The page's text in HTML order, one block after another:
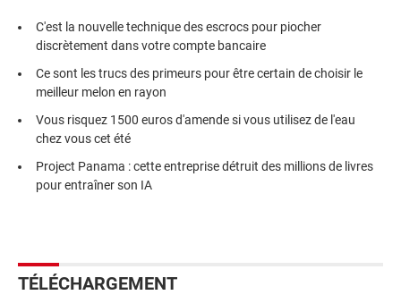
C'est la nouvelle technique des escrocs pour piocher
discrètement dans votre compte bancaire
Ce sont les trucs des primeurs pour être certain de choisir le
meilleur melon en rayon
Vous risquez 1500 euros d'amende si vous utilisez de l'eau
chez vous cet été
Project Panama : cette entreprise détruit des millions de livres
pour entraîner son IA
TÉLÉCHARGEMENT